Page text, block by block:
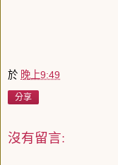
於 晚上9:49
分享
沒有留言: